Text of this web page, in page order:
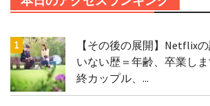
【その後の展開】Netflix
いない歴＝年齢、卒業し
終カップル、...